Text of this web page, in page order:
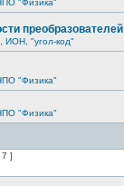
"Физика"
преобразователей
"угол-код"
"Физика"
"Физика"
7 ]